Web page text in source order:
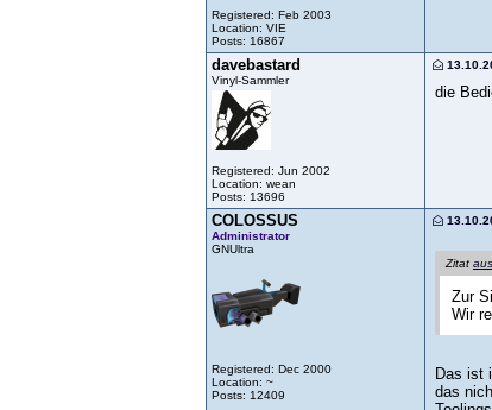
Registered: Feb 2003
Location: VIE
Posts: 16867
davebastard
Vinyl-Sammler
Registered: Jun 2002
Location: wean
Posts: 13696
die
COLOSSUS
Administrator
GNUltra
Registered: Dec 2000
Location: ~
Posts: 12409
Zitat
Zur
Wir
Das ist
das